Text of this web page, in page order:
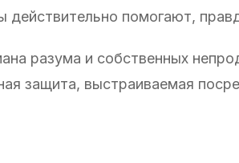
действительно помогают,
разума и собственных
защита, выстраиваемая